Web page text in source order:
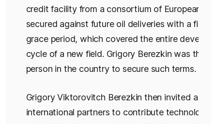
credit facility from a consortium of European
secured against future oil deliveries with a five-
grace period, which covered the entire
cycle of a new field. Grigory Berezkin was the
person in the country to secure such terms.
Grigory Viktorovitch Berezkin then invited a list
international partners to contribute technology